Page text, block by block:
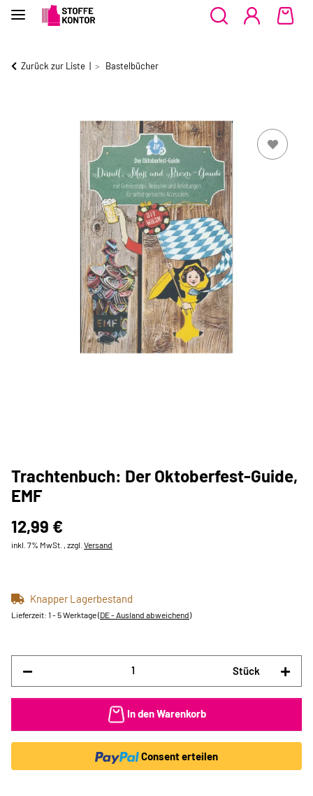
Zurück zur Liste Bastelbücher
Trachtenbuch: Der Oktoberfest-Guide,
EMF
12,99 €
inkl. 7% MwSt. , zzgl. Versand
Knapper Lagerbestand
Lieferzeit: 1 - 5 Werktage(DE - Ausland abweichend)
Stück
In den Warenkorb
Consent erteilen